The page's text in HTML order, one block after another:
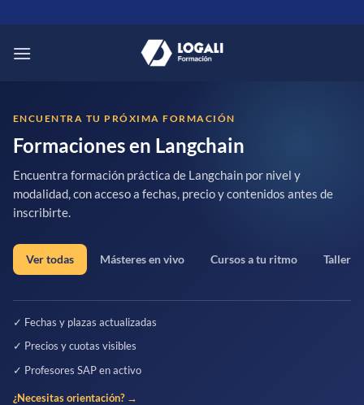
al
contenido
ENCUENTRA TU PRÓXIMA FORMACIÓN
Formaciones en Langchain
Encuentra formación práctica de Langchain por nivel y
modalidad, con acceso a fechas, precio y contenidos antes de
inscribirte.
Ver todas Másteres en vivo Cursos a tu ritmo
✓ Fechas y plazas actualizadas
✓ Precios y cuotas visibles
✓ Profesores SAP en activo
¿Necesitas orientación? →